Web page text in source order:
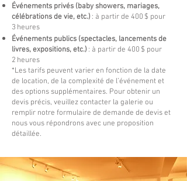
Événements privés (baby showers, mariages,
célébrations de vie, etc.) : à partir de 400 $ pour
3 heures
Événements publics (spectacles, lancements de
livres, expositions, etc.) : à partir de 400 $ pour
2 heures
*Les tarifs peuvent varier en fonction de la date
de location, de la complexité de l’événement et
des options supplémentaires. Pour obtenir un
devis précis, veuillez contacter la galerie ou
remplir notre formulaire de demande de devis et
nous vous répondrons avec une proposition
détaillée.